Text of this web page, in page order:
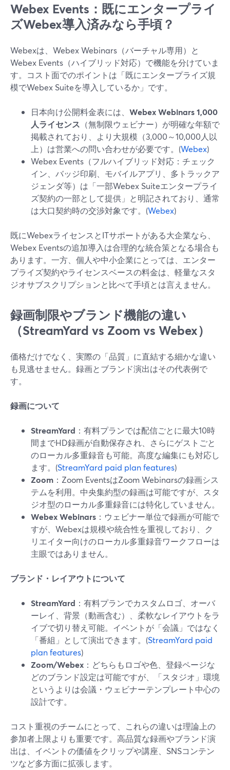
Webex Events：既にエンタープライ
ズWebex導入済みなら手頃？
Webexは、Webex Webinars（バーチャル専用）と
Webex Events（ハイブリッド対応）で機能を分けていま
す。コスト面でのポイントは「既にエンタープライズ規
模でWebex Suiteを導入しているか」です。
日本向け公開料金表には、 Webex Webinars 1,000
人ライセンス （無制限ウェビナー）が明確な年額で
掲載されており、より大規模（3,000～10,000人以
上）は営業への問い合わせが必要です。(Webex)
Webex Events（フルハイブリッド対応：チェック
イン、バッジ印刷、モバイルアプリ、多トラックア
ジェンダ等）は「一部Webex Suiteエンタープライ
ズ契約の一部として提供」と明記されており、通常
は大口契約時の交渉対象です。(Webex)
既にWebexライセンスとITサポートがある大企業なら、
Webex Eventsの追加導入は合理的な統合策となる場合も
あります。一方、個人や中小企業にとっては、エンター
プライズ契約やライセンスベースの料金は、軽量なスタ
ジオサブスクリプションと比べて手頃とは言えません。
録画制限やブランド機能の違い
（StreamYard vs Zoom vs Webex）
価格だけでなく、実際の「品質」に直結する細かな違い
も見逃せません。録画とブランド演出はその代表例で
す。
録画について
StreamYard ：有料プランでは配信ごとに最大10時
間までHD録画が自動保存され、さらにゲストごと
のローカル多重録音も可能。高度な編集にも対応し
ます。(StreamYard paid plan features)
Zoom ：Zoom EventsはZoom Webinarsの録画シス
テムを利用。中央集約型の録画は可能ですが、スタ
ジオ型のローカル多重録音には特化していません。
Webex Webinars ：ウェビナー単位で録画が可能で
すが、Webexは規模や統合性を重視しており、ク
リエイター向けのローカル多重録音ワークフローは
主眼ではありません。
ブランド・レイアウトについて
StreamYard ：有料プランでカスタムロゴ、オーバ
ーレイ、背景（動画含む）、柔軟なレイアウトをラ
イブで切り替え可能。イベントが「会議」ではなく
「番組」として演出できます。(StreamYard paid
plan features)
Zoom/Webex ：どちらもロゴや色、登録ページな
どのブランド設定は可能ですが、「スタジオ」環境
というよりは会議・ウェビナーテンプレート中心の
設計です。
コスト重視のチームにとって、これらの違いは理論上の
参加者上限よりも重要です。高品質な録画やブランド演
出は、イベントの価値をクリップや講座、SNSコンテン
ツなど多方面に拡張します。